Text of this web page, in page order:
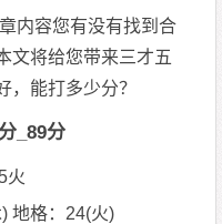
内容您有没有找到合
文将给您带来三才五
，能打多少分？
_89分
火
地格：24(火)